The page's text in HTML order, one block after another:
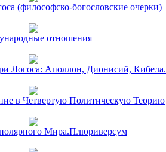
(философско-богословские очерки)
отношения
Логоса: Аполлон, Дионисий, Кибела.
в Четвертую Политическую Теорию
Мира.Плюриверсум